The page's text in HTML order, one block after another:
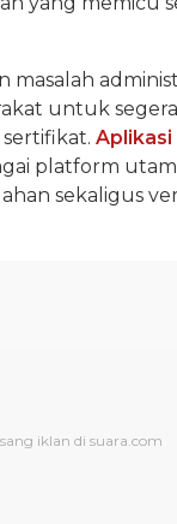
masalah
untuk
Aplikasi
platform
sekaligus